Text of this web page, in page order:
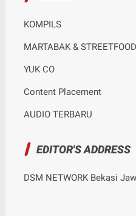
KOMPILS
MARTABAK & STREETFOOD
YUK CO
Content Placement
AUDIO TERBARU
EDITOR'S ADDRESS
DSM NETWORK Bekasi